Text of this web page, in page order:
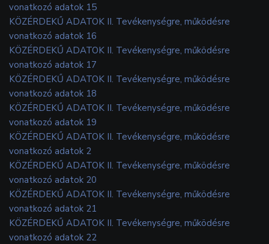
vonatkozó adatok 15
KÖZÉRDEKŰ ADATOK II. Tevékenységre, működésre
vonatkozó adatok 16
KÖZÉRDEKŰ ADATOK II. Tevékenységre, működésre
vonatkozó adatok 17
KÖZÉRDEKŰ ADATOK II. Tevékenységre, működésre
vonatkozó adatok 18
KÖZÉRDEKŰ ADATOK II. Tevékenységre, működésre
vonatkozó adatok 19
KÖZÉRDEKŰ ADATOK II. Tevékenységre, működésre
vonatkozó adatok 2
KÖZÉRDEKŰ ADATOK II. Tevékenységre, működésre
vonatkozó adatok 20
KÖZÉRDEKŰ ADATOK II. Tevékenységre, működésre
vonatkozó adatok 21
KÖZÉRDEKŰ ADATOK II. Tevékenységre, működésre
vonatkozó adatok 22